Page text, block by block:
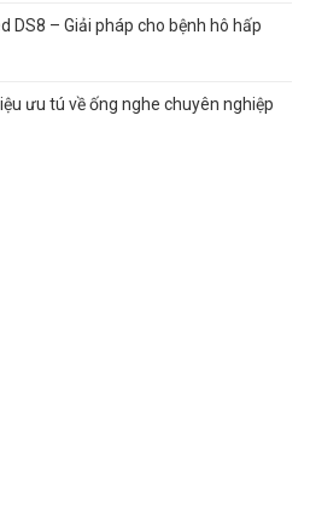
DS8 – Giải pháp cho bệnh hô hấp
ưu tú về ống nghe chuyên nghiệp